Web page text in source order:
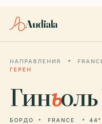
Audiala
НАПРАВЛЕНИЯ
ГЕРЕН
Гинь
БОРДО FRANCE